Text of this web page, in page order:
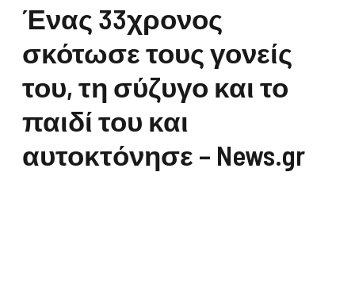
Ένας 33χρονος
σκότωσε τους γονείς
του, τη σύζυγο και το
παιδί του και
αυτοκτόνησε – News.gr